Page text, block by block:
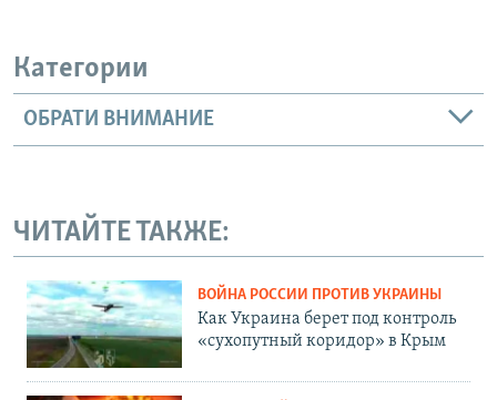
Категории
ОБРАТИ ВНИМАНИЕ
ЧИТАЙТЕ ТАКЖЕ:
ВОЙНА РОССИИ ПРОТИВ УКРАИНЫ
Как Украина берет под контроль
«сухопутный коридор» в Крым